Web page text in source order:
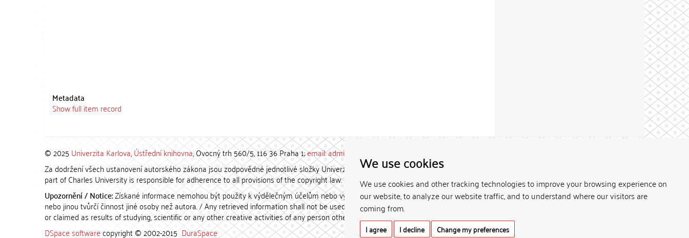
We use cookies
We use cookies and other tracking technologies to improve your browsing experience on
our website, to analyze our website traffic, and to understand where our visitors are
coming from.
I agree I decline Change my preferences
Metadata
Show full item record
© 2025 Univerzita Karlova,Ústřední knihovna, Ovocný trh 560/5, 116 36 Praha 1;email: admin-repozitar [at] cuni.cz
Za dodržení všech ustanovení autorského zákona jsou zodpovědné jednotlivé složky Univerzity Karlovy. / Each constituent
part of Charles University is responsible for adherence to all provisions of the copyright law.
Upozornění / Notice:Získané informace nemohou být použity k výdělečným účelům nebo vydávány za studijní, vědeckou
nebo jinou tvůrčí činnost jiné osoby než autora. / Any retrieved information shall not be used for any commercial purposes
or claimed as results of studying, scientific or any other creative activities of any person other than the author.
DSpace softwarecopyright © 2002-2015 DuraSpace